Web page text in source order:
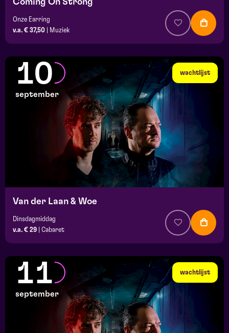
Coming On Strong
Onze Earring
v.a. € 37,50
Muziek
wachtlijst
10
september
Van der Laan & Woe
Dinsdagmiddag
v.a. € 29
Cabaret
wachtlijst
11
september